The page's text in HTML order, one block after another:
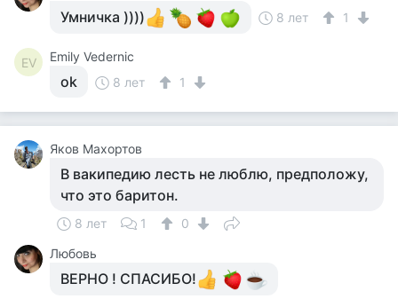
Умничка )))) 8 лет 1
EV Emily Vedernic
ok 8 лет 1
Яков Махортов
В вакипедию лесть не люблю, предположу,
что это баритон.
8 лет 1
0
Любовь
ВЕРНО ! СПАСИБО!